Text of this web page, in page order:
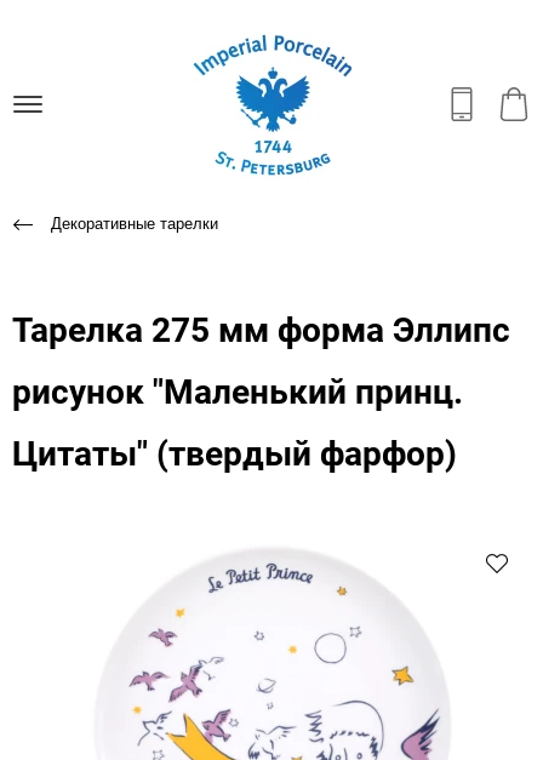
Декоративные тарелки
Тарелка 275 мм форма Эллипс
рисунок "Маленький принц.
Цитаты" (твердый фарфор)